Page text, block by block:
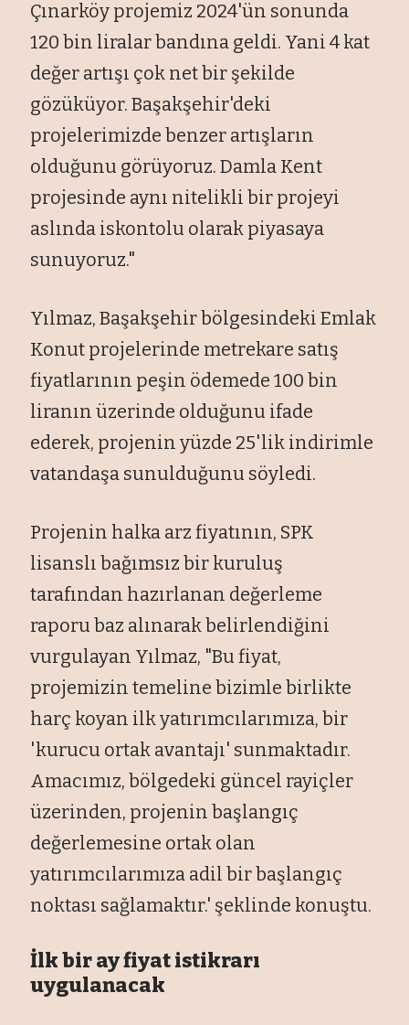
Çınarköy projemiz 2024'ün sonunda
120 bin liralar bandına geldi. Yani 4 kat
değer artışı çok net bir şekilde
gözüküyor. Başakşehir'deki
projelerimizde benzer artışların
olduğunu görüyoruz. Damla Kent
projesinde aynı nitelikli bir projeyi
aslında iskontolu olarak piyasaya
sunuyoruz."
Yılmaz, Başakşehir bölgesindeki Emlak
Konut projelerinde metrekare satış
fiyatlarının peşin ödemede 100 bin
liranınüzerinde olduğunu ifade
ederek, projenin yüzde 25'lik indirimle
vatandaşa sunulduğunu söyledi.
Projenin halka arz fiyatının, SPK
lisanslı bağımsız bir kuruluş
tarafından hazırlanan değerleme
raporu baz alınarak belirlendiğini
vurgulayan Yılmaz, "Bu fiyat,
projemizin temeline bizimle birlikte
harç koyan ilk yatırımcılarımıza, bir
'kurucu ortak avantajı' sunmaktadır.
Amacımız, bölgedeki güncel rayiçler
üzerinden, projenin başlangıç
değerlemesine ortak olan
yatırımcılarımıza adil bir başlangıç
noktası sağlamaktır.' şeklinde konuştu.
İlk bir ay fiyat istikrarı
uygulanacak